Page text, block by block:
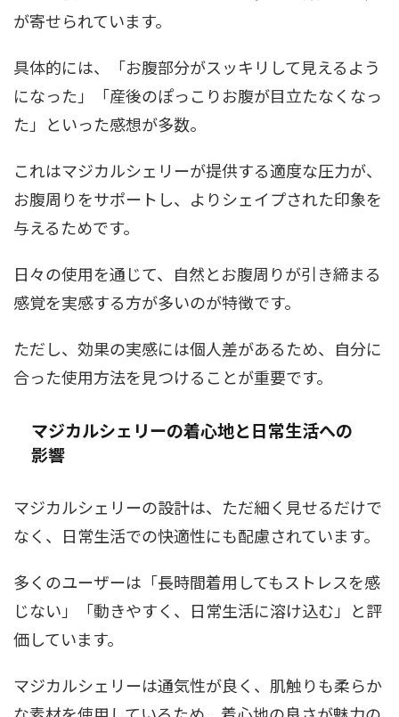
が寄せられています。
具体的には、「お腹部分がスッキリして見えるよう
になった」「産後のぽっこりお腹が目立たなくなっ
た」といった感想が多数。
これはマジカルシェリーが提供する適度な圧力が、
お腹周りをサポートし、よりシェイプされた印象を
与えるためです。
日々の使用を通じて、自然とお腹周りが引き締まる
感覚を実感する方が多いのが特徴です。
ただし、効果の実感には個人差があるため、自分に
合った使用方法を見つけることが重要です。
マジカルシェリーの着心地と日常生活への
影響
マジカルシェリーの設計は、ただ細く見せるだけで
なく、日常生活での快適性にも配慮されています。
多くのユーザーは「長時間着用してもストレスを感
じない」「動きやすく、日常生活に溶け込む」と評
価しています。
マジカルシェリーは通気性が良く、肌触りも柔らか